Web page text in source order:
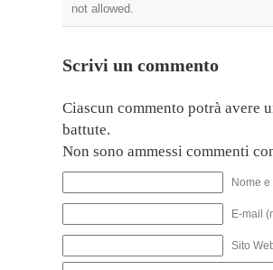
not allowed.
Scrivi un commento
Ciascun commento potrà avere
battute.
Non sono ammessi commenti
Nome
E-mail
Sito